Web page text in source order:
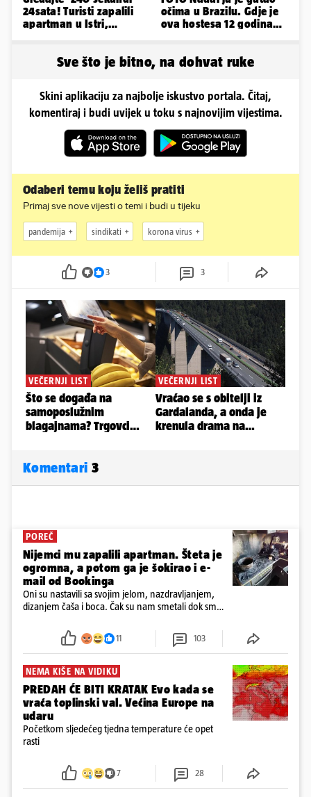
24sata! Turisti zapalili
apartman u Istri,
očima u Brazilu. Gdje je
ova hostesa 12 godina
Sve što je bitno, na dohvat ruke
Skini aplikaciju za najbolje iskustvo portala. Čitaj,
komentiraj i budi uvijek u toku s najnovijim vijestima.
Odaberi temu koju želiš pratiti
Primaj sve nove vijesti o temi i budi u tijeku
pandemija sindikati korona virus
3 3
Komentari 3
POREČ
Nijemci mu zapalili apartman. Šteta je
ogromna, a potom ga je šokirao i e-
mail od Bookinga
Oni su nastavili sa svojim jelom, nazdravljanjem,
dizanjem čaša i boca. Čak su nam smetali dok smo
požar, rekao je vlasnik
11 103
NEMA KIŠE NA VIDIKU
PREDAH ĆE BITI KRATAK Evo kada se
vraća toplinski val. Većina Europe na
udaru
Početkom sljedećeg tjedna temperature će opet
rasti
7 28